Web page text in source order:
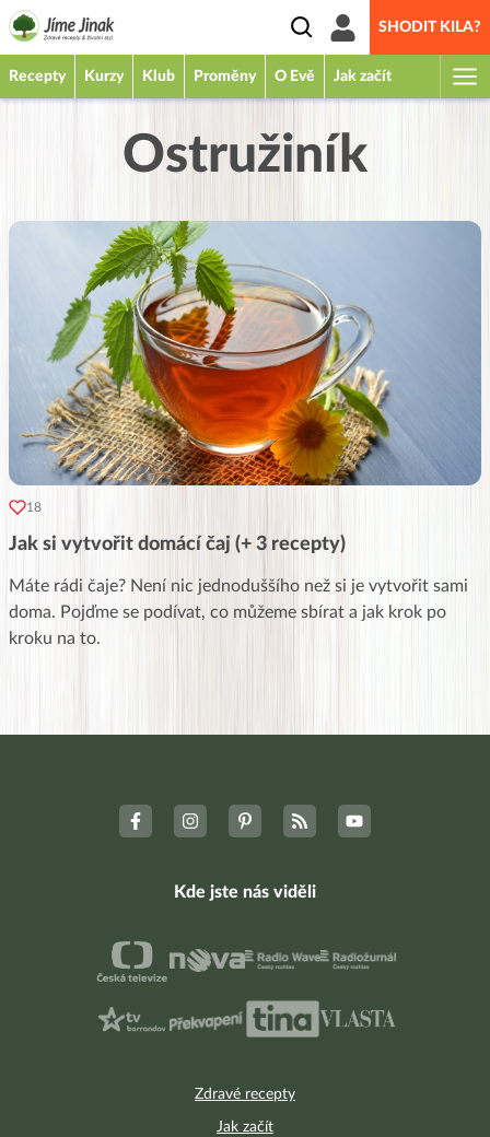
SHODIT KILA?
Recepty Kurzy Klub Proměny O Evě Jak začít
Ostružiník
18
Jak si vytvořit domácí čaj (+ 3 recepty)
Máte rádi čaje? Není nic jednoduššího než si je vytvořit sami
doma. Pojďme se podívat, co můžeme sbírat a jak krok po
kroku na to.
Zdravé recepty
Jak začít
Kde jste nás viděli